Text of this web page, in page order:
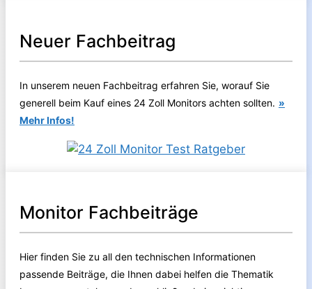
Neuer Fachbeitrag
In unserem neuen Fachbeitrag erfahren Sie, worauf Sie
generell beim Kauf eines 24 Zoll Monitors achten sollten. »
Mehr Infos!
Monitor Fachbeiträge
Hier finden Sie zu all den technischen Informationen
passende Beiträge, die Ihnen dabei helfen die Thematik